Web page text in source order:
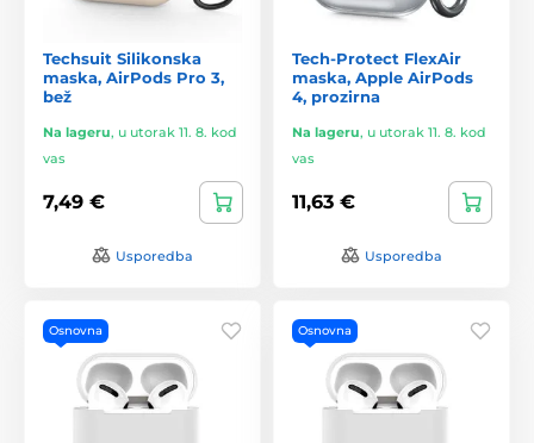
Techsuit Silikonska
maska, AirPods Pro 3,
bež
Na lageru, u utorak 11. 8. kod
vas
7,49 €
Usporedba
Tech-Protect FlexAir
maska, Apple AirPods
4, prozirna
Na lageru, u utorak 11. 8. kod
vas
11,63 €
Usporedba
Osnovna Osnovna